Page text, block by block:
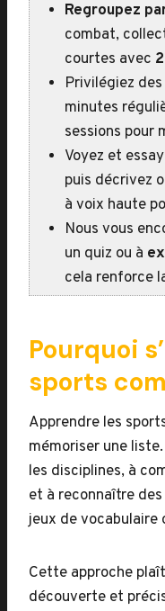
Regroupez
combat,
courtes avec
Privilégiez des
minutes
sessions pour
Voyez et
puis décrivez
à voix haute
Nous vous
un quiz ou à
cela renforce
Pourquoi
sports
Apprendre les
mémoriser une
les disciplines, à
et à reconnaître
jeux de vocabulaire
Cette approche
découverte et